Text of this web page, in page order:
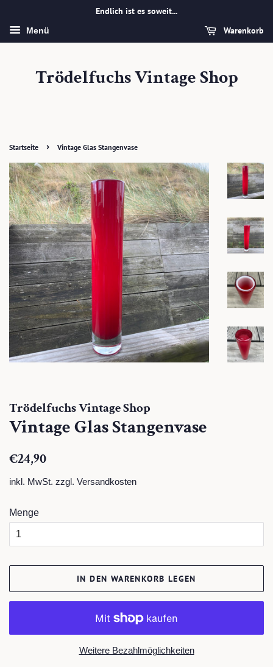
Endlich ist es soweit...
Menü Warenkorb
Trödelfuchs Vintage Shop
Startseite › Vintage Glas Stangenvase
Trödelfuchs Vintage Shop
Vintage Glas Stangenvase
Normaler
€24,90
inkl. MwSt. zzgl. Versandkosten
Menge
IN DEN WARENKORB LEGEN
Weitere Bezahlmöglichkeiten